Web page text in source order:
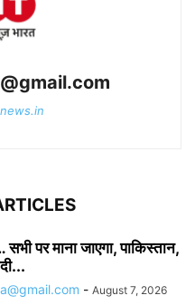
पर माना जाएगा, पाकिस्तान,
- August 7, 2026